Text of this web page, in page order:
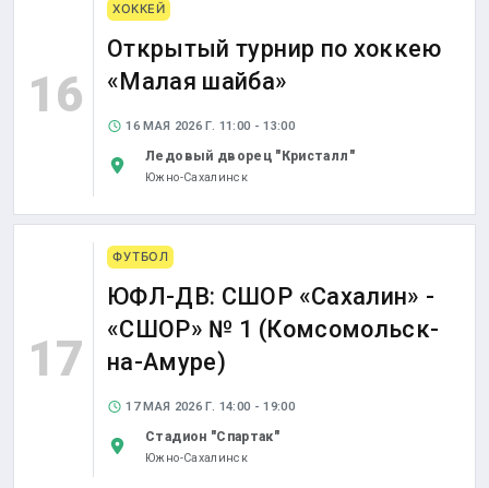
16
ХОККЕЙ
Открытый турнир по хоккею
«Малая шайба»
16 МАЯ 2026 Г. 11:00 - 13:00
Ледовый дворец "Кристалл"
Южно-Сахалинск
17
ФУТБОЛ
ЮФЛ-ДВ: СШОР «Сахалин» -
«СШОР» № 1 (Комсомольск-
на-Амуре)
17 МАЯ 2026 Г. 14:00 - 19:00
Стадион "Спартак"
Южно-Сахалинск